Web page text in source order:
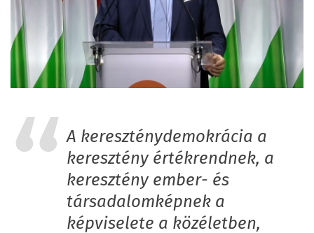
A kereszténydemokrácia a
keresztény értékrendnek, a
keresztény ember- és
társadalomképnek a
képviselete a közéletben,